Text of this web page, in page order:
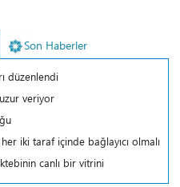
Son Haberler
düzenlendi
veriyor
iki taraf içinde bağlayıcı olmalı
canlı bir vitrini